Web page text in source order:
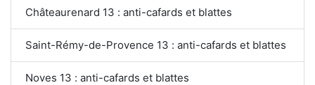
Châteaurenard 13 : anti-cafards et blattes
Saint-Rémy-de-Provence 13 : anti-cafards et blattes
Noves 13 : anti-cafards et blattes